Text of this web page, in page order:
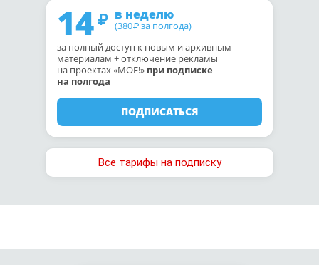
14 в неделю
(380₽ за полгода)
за полный доступ к новым и архивным
материалам + отключение рекламы
на проектах «МОЁ!» при подписке
на полгода
ПОДПИСАТЬСЯ
Все тарифы на подписку